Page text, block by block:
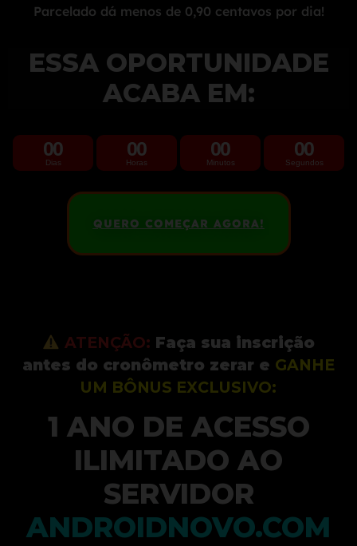
Parcelado dá menos de 0,90 centavos por dia!
ESSA OPORTUNIDADE
ACABA EM:
00
Dias
00
Horas
00
Minutos
00
Segundos
QUERO COMEÇAR AGORA!
ATENÇÃO: Faça sua inscrição
antes do cronômetro zerar e GANHE
UM BÔNUS EXCLUSIVO:
1 ANO DE ACESSO
ILIMITADO AO
SERVIDOR
ANDROIDNOVO.COM